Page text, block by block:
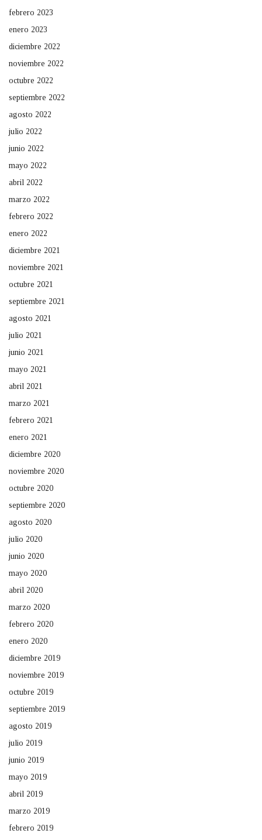
febrero 2023
enero 2023
diciembre 2022
noviembre 2022
octubre 2022
septiembre 2022
agosto 2022
julio 2022
junio 2022
mayo 2022
abril 2022
marzo 2022
febrero 2022
enero 2022
diciembre 2021
noviembre 2021
octubre 2021
septiembre 2021
agosto 2021
julio 2021
junio 2021
mayo 2021
abril 2021
marzo 2021
febrero 2021
enero 2021
diciembre 2020
noviembre 2020
octubre 2020
septiembre 2020
agosto 2020
julio 2020
junio 2020
mayo 2020
abril 2020
marzo 2020
febrero 2020
enero 2020
diciembre 2019
noviembre 2019
octubre 2019
septiembre 2019
agosto 2019
julio 2019
junio 2019
mayo 2019
abril 2019
marzo 2019
febrero 2019